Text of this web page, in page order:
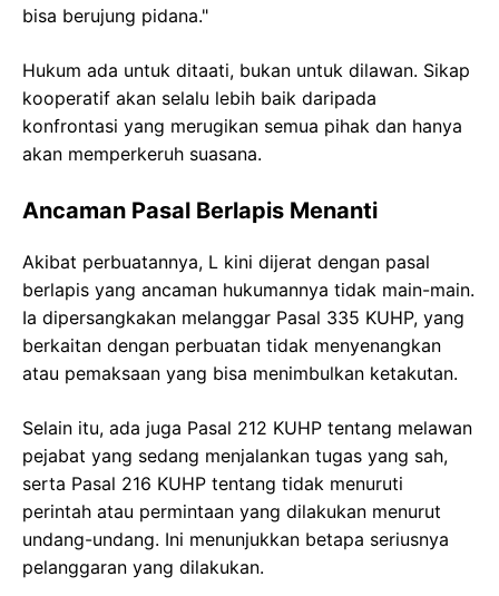
bisa berujung pidana."
Hukum ada untuk ditaati, bukan untuk dilawan. Sikap
kooperatif akan selalu lebih baik daripada
konfrontasi yang merugikan semua pihak dan hanya
akan memperkeruh suasana.
Ancaman Pasal Berlapis Menanti
Akibat perbuatannya, L kini dijerat dengan pasal
berlapis yang ancaman hukumannya tidak main-main.
Ia dipersangkakan melanggar Pasal 335 KUHP, yang
berkaitan dengan perbuatan tidak menyenangkan
atau pemaksaan yang bisa menimbulkan ketakutan.
Selain itu, ada juga Pasal 212 KUHP tentang melawan
pejabat yang sedang menjalankan tugas yang sah,
serta Pasal 216 KUHP tentang tidak menuruti
perintah atau permintaan yang dilakukan menurut
undang-undang. Ini menunjukkan betapa seriusnya
pelanggaran yang dilakukan.